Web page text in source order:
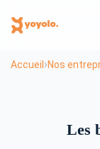
Accueil ›Nos
Les